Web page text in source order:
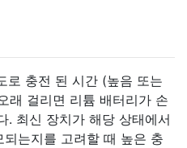
로 충전 된 시간 (높음 또는
래 걸리면 리튬 배터리가 손
. 최신 장치가 해당 상태에서
되는지를 고려할 때 높은 충